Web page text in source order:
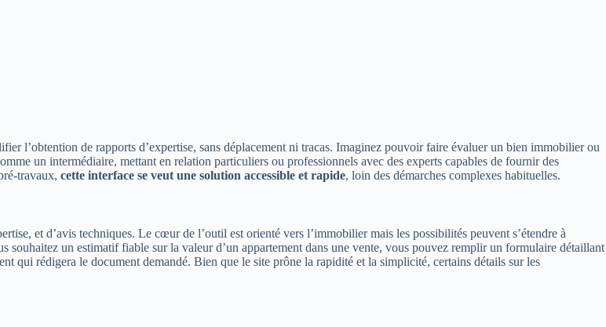
l’obtention de rapports d’expertise, sans déplacement ni tracas. Imaginez pouvoir faire évaluer un bien immobilier ou
un intermédiaire, mettant en relation particuliers ou professionnels avec des experts capables de fournir des
travaux, cette interface se veut une solution accessible et rapide, loin des démarches complexes habituelles.
et d’avis techniques. Le cœur de l’outil est orienté vers l’immobilier mais les possibilités peuvent s’étendre à
souhaitez un estimatif fiable sur la valeur d’un appartement dans une vente, vous pouvez remplir un formulaire détaillant
qui rédigera le document demandé. Bien que le site prône la rapidité et la simplicité, certains détails sur les